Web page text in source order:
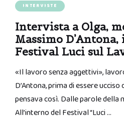
INTERVISTE
Intervista a Olga,
Massimo
Festival Luci sul
«Il lavoro senza aggettivi»,
D’Antona, prima di essere
pensava così. Dalle parole della
All’interno del Festival “Luci …